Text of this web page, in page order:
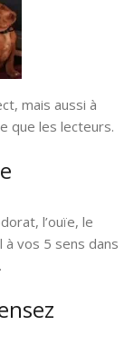
mais aussi à
que les lecteurs.
l’ouïe, le
vos 5 sens dans